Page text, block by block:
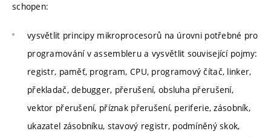
schopen:
vysvětlit principy mikroprocesorů na úrovni potřebné pro
programování v assembleru a vysvětlit související pojmy:
registr, paměť, program, CPU, programový čítač, linker,
překladač, debugger, přerušení, obsluha přerušení,
vektor přerušení, příznak přerušení, periferie, zásobník,
ukazatel zásobníku, stavový registr, podmíněný skok,